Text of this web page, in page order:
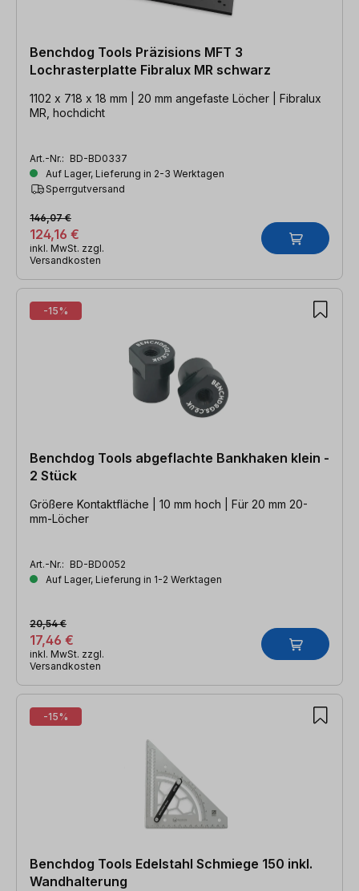
Benchdog Tools Präzisions MFT 3
Lochrasterplatte Fibralux MR schwarz
1102 x 718 x 18 mm | 20 mm angefaste Löcher | Fibralux
MR, hochdicht
Art.-Nr.: BD-BD0337
Auf Lager, Lieferung in 2-3 Werktagen
Sperrgutversand
124,16 €
146,07 €
inkl. MwSt. zzgl.
Versandkosten
-15%
Benchdog Tools abgeflachte Bankhaken klein -
2 Stück
Größere Kontaktfläche | 10 mm hoch | Für 20 mm 20-
mm-Löcher
Art.-Nr.: BD-BD0052
Auf Lager, Lieferung in 1-2 Werktagen
17,46 €
20,54 €
inkl. MwSt. zzgl.
Versandkosten
-15%
Benchdog Tools Edelstahl Schmiege 150 inkl.
Wandhalterung